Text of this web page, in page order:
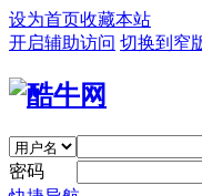
设为首页收藏本站
开启辅助访问 切换到窄
密码